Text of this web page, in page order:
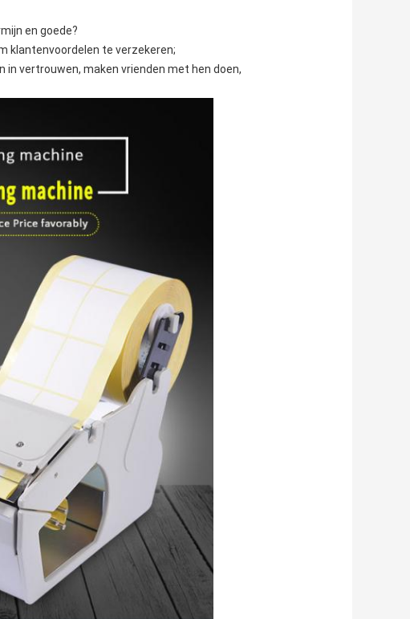
en goede?
klantenvoordelen te verzekeren;
in vertrouwen, maken vrienden met hen doen,